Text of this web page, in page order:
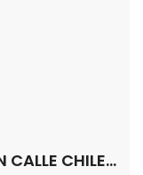
FABULOSA CASA SEÑORIAL EN CALLE CHILE! ZONA ALAMEDA.